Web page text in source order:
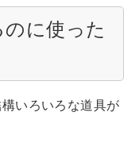
に使った
いろいろな道具が